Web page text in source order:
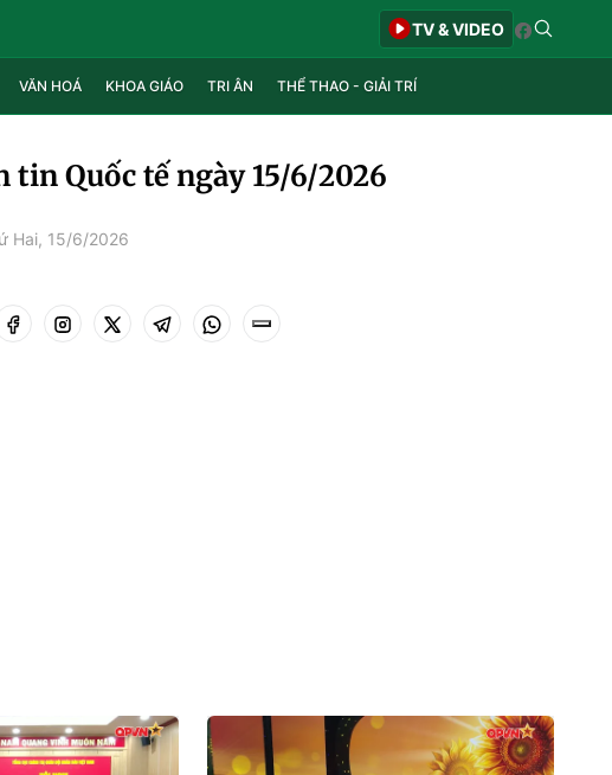
TV & VIDEO
VĂN HOÁ KHOA GIÁO TRI ÂN THỂ THAO - GIẢI TRÍ
tin Quốc tế ngày 15/6/2026
Hai, 15/6/2026